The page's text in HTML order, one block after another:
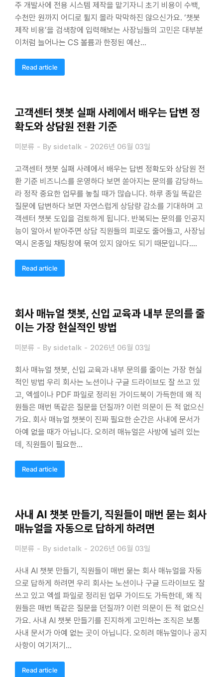
주 개발사에 전용 시스템 제작을 맡기자니 초기 비용이 수백,
수천만 원까지 어디로 튈지 몰라 막막하진 않으신가요. ‘챗봇
제작 비용’을 검색창에 입력해보는 사장님들의 고민은 대부분
이처럼 늘어나는 CS 볼륨과 한정된 예산…
Read article
고객센터 챗봇 실패 사례에서 배우는 답변 정
확도와 상담원 전환 기준
미분류 By sidetalk 2026년 06월 03일
고객센터 챗봇 실패 사례에서 배우는 답변 정확도와 상담원 전
환 기준 비즈니스를 운영하다 보면 쏟아지는 문의를 감당하느
라 정작 중요한 업무를 놓칠 때가 많습니다. 하루 종일 똑같은
질문에 답변하다 보면 자연스럽게 상담량 감소를 기대하며 고
객센터 챗봇 도입을 검토하게 됩니다. 반복되는 문의를 인공지
능이 알아서 받아주면 상담 직원들의 피로도 줄어들고, 사장님
역시 온종일 채팅창에 묶여 있지 않아도 되기 때문입니다.…
Read article
회사 매뉴얼 챗봇, 신입 교육과 내부 문의를 줄
이는 가장 현실적인 방법
미분류 By sidetalk 2026년 06월 03일
회사 매뉴얼 챗봇, 신입 교육과 내부 문의를 줄이는 가장 현실
적인 방법 우리 회사는 노션이나 구글 드라이브도 잘 쓰고 있
고, 엑셀이나 PDF 파일로 정리된 가이드북이 가득한데 왜 직
원들은 매번 똑같은 질문을 던질까? 이런 의문이 든 적 없으신
가요. 회사 매뉴얼 챗봇이 진짜 필요한 순간은 사내에 문서가
아예 없을 때가 아닙니다. 오히려 매뉴얼은 사방에 널려 있는
데, 직원들이 필요한…
Read article
사내 AI 챗봇 만들기, 직원들이 매번 묻는 회사
매뉴얼을 자동으로 답하게 하려면
미분류 By sidetalk 2026년 06월 03일
사내 AI 챗봇 만들기, 직원들이 매번 묻는 회사 매뉴얼을 자동
으로 답하게 하려면 우리 회사는 노션이나 구글 드라이브도 잘
쓰고 있고 엑셀 파일로 정리된 업무 가이드도 가득한데, 왜 직
원들은 매번 똑같은 질문을 던질까? 이런 의문이 든 적 없으신
가요. 사내 AI 챗봇 만들기를 진지하게 고민하는 조직은 보통
사내 문서가 아예 없는 곳이 아닙니다. 오히려 매뉴얼이나 공지
사항이 여기저기…
Read article